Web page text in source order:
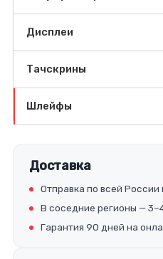
Дисплеи
Тачскрины
Шлейфы
Доставка
Отправка по всей России
В соседние регионы —
Гарантия 90 дней на